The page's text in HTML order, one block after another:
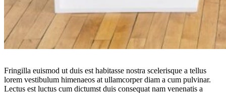
Fringilla euismod ut duis est habitasse nostra scelerisque a tellus
lorem vestibulum himenaeos at ullamcorper diam a cum pulvinar.
Lectus est luctus cum dictumst duis consequat nam venenatis a